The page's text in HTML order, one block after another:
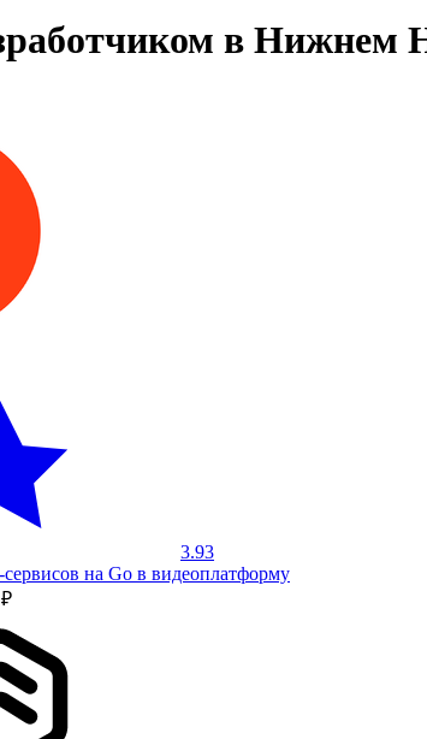
в Нижнем
3.93
на Go в видеоплатформу